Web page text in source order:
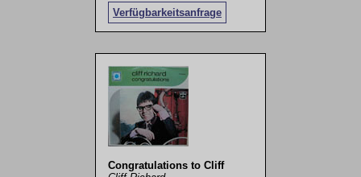
Verfügbarkeitsanfrage
Congratulations to Cliff